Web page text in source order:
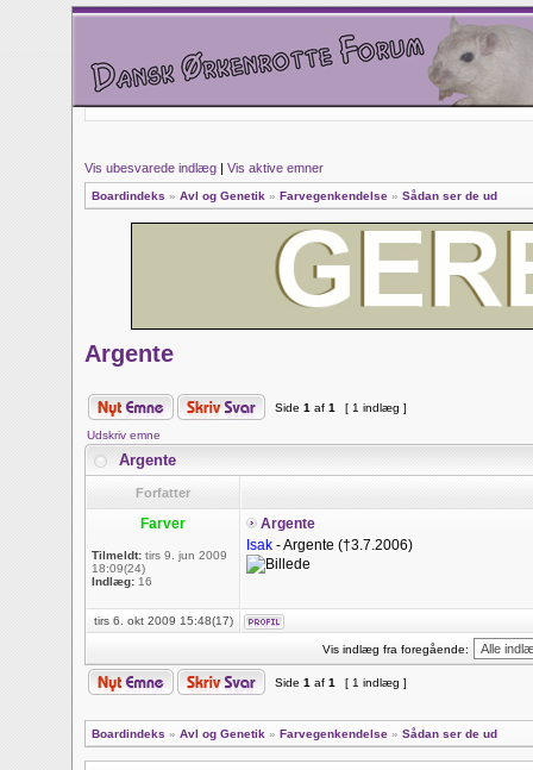
Vis ubesvarede indlæg | Vis aktive emner
Boardindeks » Avl og Genetik » Farvegenkendelse » Sådan ser de ud
Argente
Side 1 af 1 [ 1 indlæg ]
Udskriv emne
Argente
Forfatter
Farver
Tilmeldt: tirs 9. jun 2009
18:09(24)
Indlæg: 16
Argente
Isak - Argente (†3.7.2006)
tirs 6. okt 2009 15:48(17)
Vis indlæg fra foregående:
Side 1 af 1 [ 1 indlæg ]
Boardindeks » Avl og Genetik » Farvegenkendelse » Sådan ser de ud